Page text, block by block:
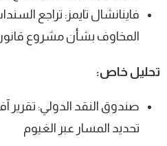
فاينانشال تايمز: تراجع
المخاوف بشأن مشروع
تحليل خاص:
صندوق النقد الدولي: تقرير
تحديد المسار عبر الغيوم